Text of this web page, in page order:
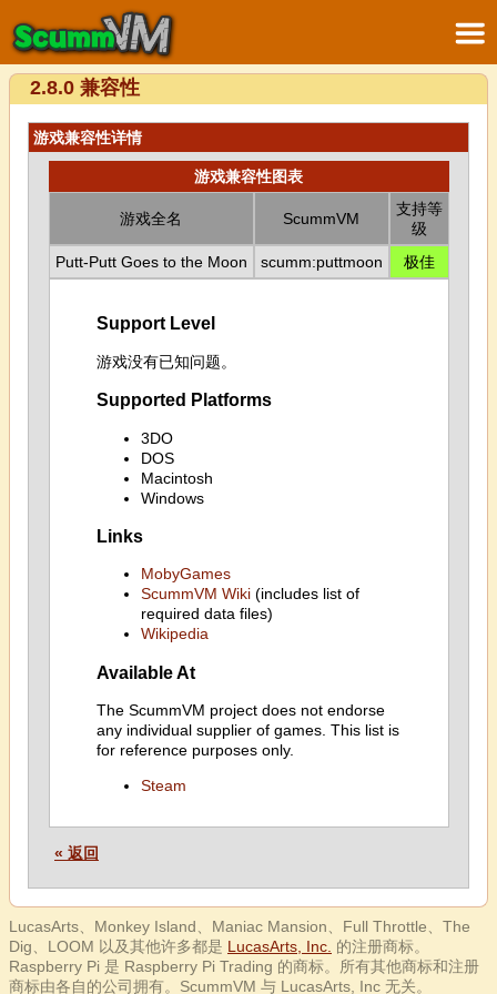
2.8.0 兼容性
游戏兼容性详情
游戏兼容性图表
游戏全名 ScummVM
支持等
级
Putt-Putt Goes to the Moon
scumm:puttmoon 极佳
Support Level
游戏没有已知问题。
Supported Platforms
3DO
DOS
Macintosh
Windows
Links
MobyGames
ScummVM Wiki(includes list of
required data files)
Wikipedia
Available At
The ScummVM project does not endorse
any individual supplier of games. This list is
for reference purposes only.
Steam
« 返回
LucasArts、Monkey Island、Maniac Mansion、Full Throttle、The
Dig、LOOM 以及其他许多都是 LucasArts, Inc. 的注册商标。
Raspberry Pi 是 Raspberry Pi Trading 的商标。所有其他商标和注册
商标由各自的公司拥有。ScummVM 与 LucasArts, Inc 无关。